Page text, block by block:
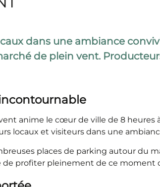
dans une ambiance
de plein vent.
anime le cœur de ville de 8 heures
locaux et visiteurs dans une
places de parking autour du
de profiter pleinement de ce moment